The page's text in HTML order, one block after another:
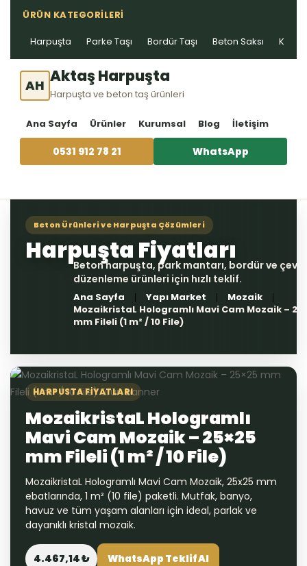
ÜRÜN KATEGORILERI
Harpuşta Parke Taşı Bordür Taşı Beton Saksı Kablo
AH Aktaş Harpuşta
Harpuşta ve beton taş ürünleri
Ana Sayfa Ürünler Kurumsal Blog İletişim
0531 912 78 21 WhatsApp
Ana Sayfa Yapı Market
Mozaik
MozaikristaL Hologramlı Mavi Cam Mozaik –
mm Fileli (1 m² / 10 File)
HARPUSTA FIYATLARI
MozaikristaL Hologramlı
Mavi Cam Mozaik – 25×25
mm Fileli (1 m² / 10 File)
MozaikristaL Hologramlı Mavi Cam Mozaik, 25x25 mm
ebatlarında, 1 m² (10 file) paketli. Mutfak, banyo,
havuz ve tüm yaşam alanları için ideal, parlak ve
dayanıklı kristal mozaik.
4.467,14 ₺ WhatsApp Teklif Al